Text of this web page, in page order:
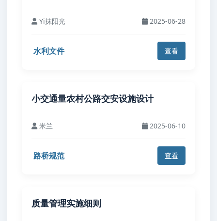
Yi抹阳光 2025-06-28
水利文件 查看
小交通量农村公路交安设施设计
米兰 2025-06-10
路桥规范 查看
质量管理实施细则